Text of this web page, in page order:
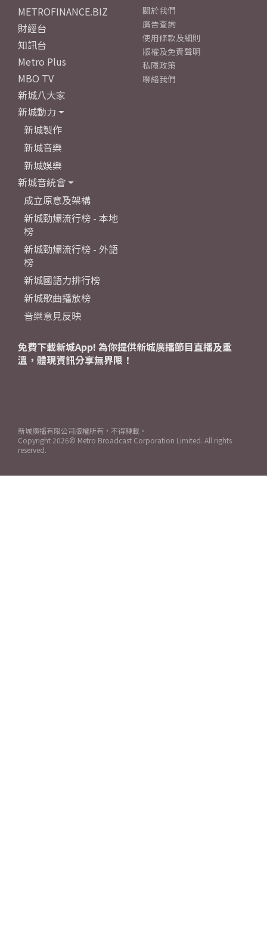
METROFINANCE.BIZ
財經台
知訊台
Metro Plus
MBO TV
新城八大家
新城動力
新城製作
新城音樂
新城娛樂
新城音統會
成立原意及架構
新城勁爆流行榜 - 本地
榜
新城勁爆流行榜 - 外語
榜
新城國語力排行榜
新城歌曲播放榜
音樂意見反映
關於我們
廣告查詢
使用條款及細則
版權及免責聲明
私隱政策
聯絡我們
免費下載新城App! 為你提供新城廣播節目直播及重
溫，體現資訊分享無界限！
新城廣播有限公司版權所有，不得轉載。
Copyright 2026© Metro Broadcast Corporation Limited. All rights
reserved.